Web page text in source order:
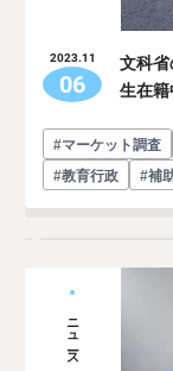
2023.11
06
文科
生在
#マーケット調査
#教育行政
#補
ニュース